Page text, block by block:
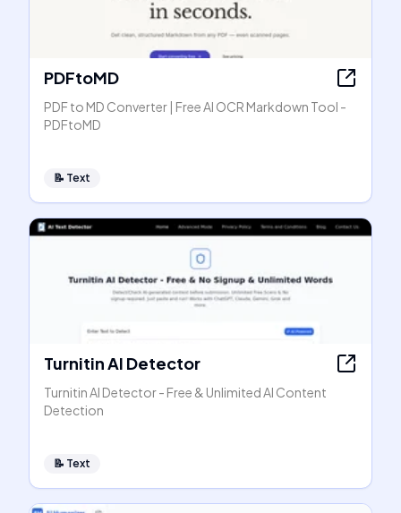
PDFtoMD
PDF to MD Converter | Free AI OCR Markdown Tool -
PDFtoMD
📝 Text
Turnitin AI Detector
Turnitin AI Detector - Free & Unlimited AI Content
Detection
📝 Text